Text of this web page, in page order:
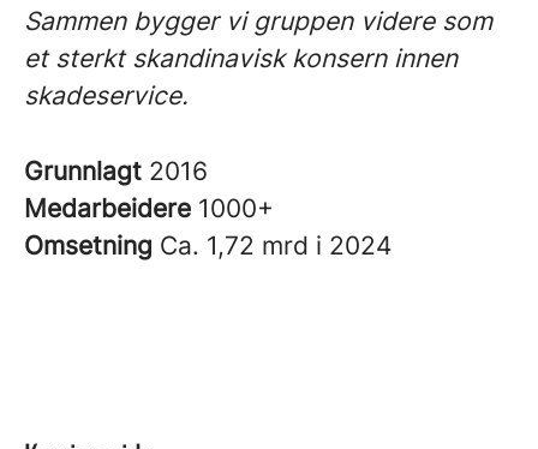
Sammen bygger vi gruppen videre som
et sterkt skandinavisk konsern innen
skadeservice.
Grunnlagt 2016
Medarbeidere 1000+
Omsetning Ca. 1,72 mrd i 2024